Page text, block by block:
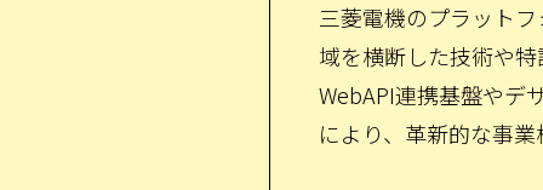
三菱電機のプラット
域を横断した技術や
WebAPI連携基盤やデ
により、革新的な事